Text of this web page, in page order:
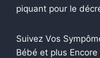
piquant pour le
Suivez Vos
Bébé et plus